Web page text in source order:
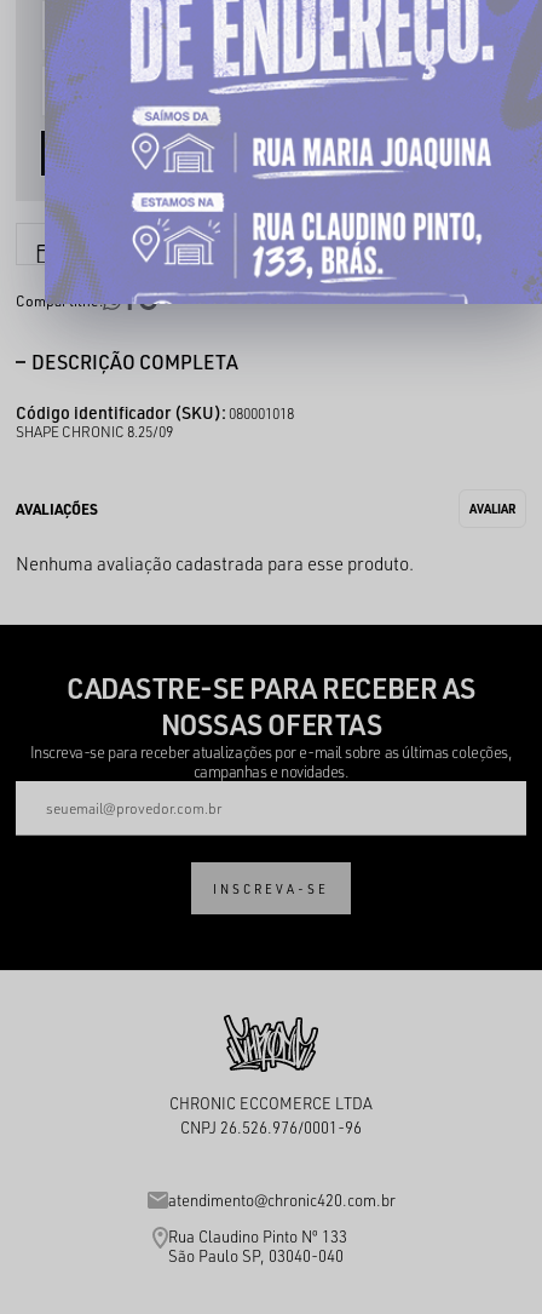
AVISE-ME
Parcele em até6x sem juros
Compartilhe:
DESCRIÇÃO COMPLETA
Código identificador (SKU): 080001018
SHAPE CHRONIC 8.25/09
Nenhuma avaliação cadastrada para esse produto.
CADASTRE-SE PARA RECEBER AS
NOSSAS OFERTAS
Inscreva-se para receber atualizações por e-mail sobre as últimas coleções,
campanhas e novidades.
INSCREVA-SE
CHRONIC ECCOMERCE LTDA
CNPJ 26.526.976/0001-96
atendimento@chronic420.com.br
Rua Claudino Pinto Nº 133
São Paulo SP, 03040-040